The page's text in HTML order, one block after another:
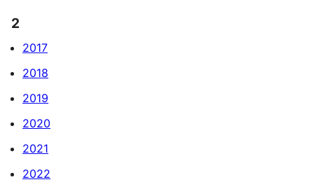
2
2017
2018
2019
2020
2021
2022